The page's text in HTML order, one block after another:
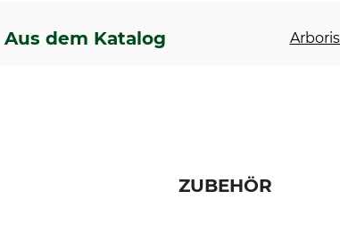
Aus dem Katalog
ZUBEHÖR